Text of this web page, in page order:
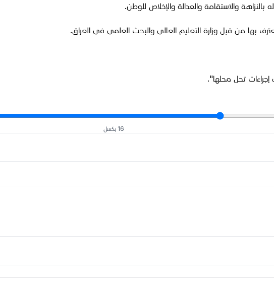
والاستقامة والعدالة والإخلاص للوطن.
بها من قبل وزارة التعليم العالي والبحث العلمي في العراق.
إجراءات تحل محلها".
16 بكسل